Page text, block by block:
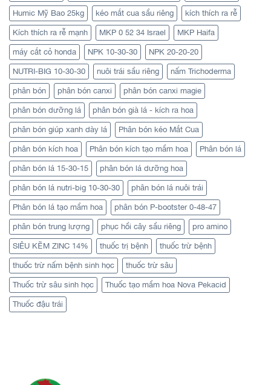
Humic Mỹ Bao 25kg kéo mắt cua sầu riêng kích thích ra rễ
Kích thích ra rễ mạnh MKP 0 52 34 Israel MKP Haifa
máy cắt cỏ honda NPK 10-30-30 NPK 20-20-20
NUTRI-BIG 10-30-30 nuôi trái sầu riêng nấm Trichoderma
phân bón phân bón canxi phân bón canxi magie
phân bón dưỡng lá phân bón già lá - kích ra hoa
phân bón giúp xanh dày lá Phân bón kéo Mắt Cua
phân bón kích hoa Phân bón kích tạo mầm hoa Phân bón lá
phân bón lá 15-30-15 phân bón lá dưỡng hoa
phân bón lá nutri-big 10-30-30 phân bón lá nuôi trái
Phân bón lá tạo mầm hoa phân bón P-bootster 0-48-47
phân bón trung lượng phục hồi cây sầu riêng pro amino
SIÊU KẼM ZINC 14% thuốc trị bệnh thuốc trừ bệnh
thuốc trừ nấm bệnh sinh học thuốc trừ sâu
Thuốc trừ sâu sinh học Thuốc tạo mầm hoa Nova Pekacid
Thuốc đậu trái